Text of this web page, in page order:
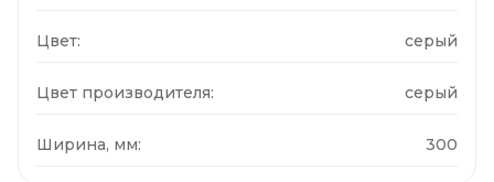
Цвет: серый
Цвет производителя: серый
Ширина, мм: 300